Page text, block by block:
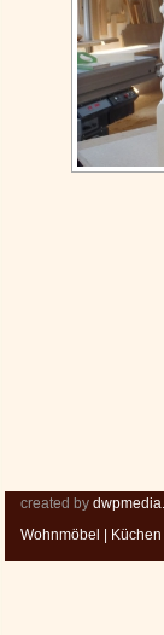
created by
Wohnmöbel
Küchen